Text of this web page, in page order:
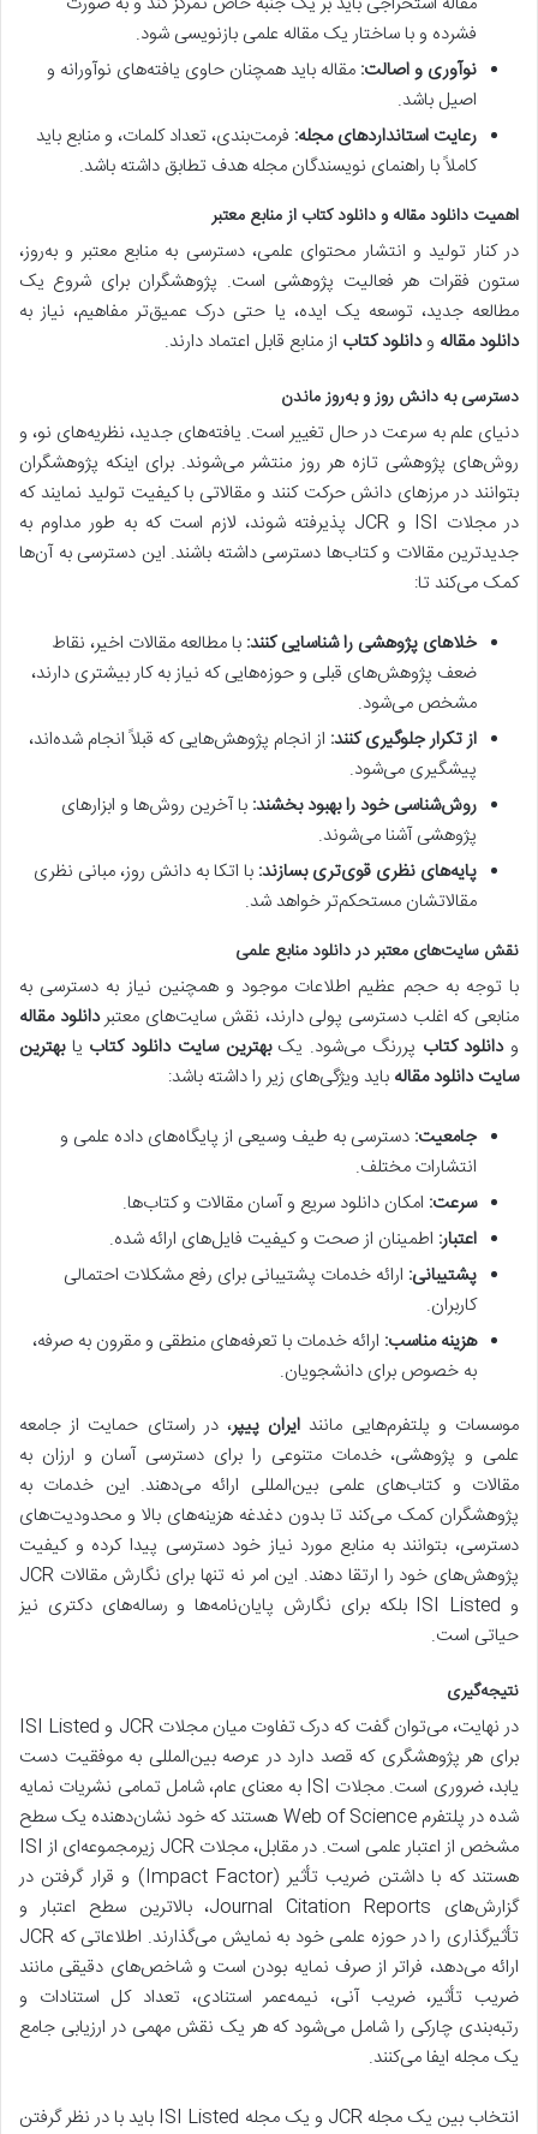
فشرده و با ساختار یک مقاله علمی بازنویسی شود.
نوآوری و اصالت: مقاله باید همچنان حاوی یافته‌های نوآورانه و
اصیل باشد.
رعایت استانداردهای مجله: فرمت‌بندی، تعداد کلمات، و منابع باید
کاملاً با راهنمای نویسندگان مجله هدف تطابق داشته باشد.
اهمیت دانلود مقاله و دانلود کتاب از منابع معتبر
در کنار تولید و انتشار محتوای علمی، دسترسی به منابع معتبر و به‌روز،
ستون فقرات هر فعالیت پژوهشی است. پژوهشگران برای شروع یک
مطالعه جدید، توسعه یک ایده، یا حتی درک عمیق‌تر مفاهیم، نیاز به
دانلود مقاله ودانلود کتاب از منابع قابل اعتماد دارند.
دسترسی به دانش روز و به‌روز ماندن
دنیای علم به سرعت در حال تغییر است. یافته‌های جدید، نظریه‌های نو، و
روش‌های پژوهشی تازه هر روز منتشر می‌شوند. برای اینکه پژوهشگران
بتوانند در مرزهای دانش حرکت کنند و مقالاتی با کیفیت تولید نمایند که
در مجلات ISI و JCR پذیرفته شوند، لازم است که به طور مداوم به
جدیدترین مقالات و کتاب‌ها دسترسی داشته باشند. این دسترسی به آن‌ها
کمک می‌کند تا:
خلاهای پژوهشی را شناسایی کنند: با مطالعه مقالات اخیر، نقاط
ضعف پژوهش‌های قبلی و حوزه‌هایی که نیاز به کار بیشتری دارند،
مشخص می‌شود.
از تکرار جلوگیری کنند: از انجام پژوهش‌هایی که قبلاً انجام شده‌اند،
پیشگیری می‌شود.
روش‌شناسی خود را بهبود بخشند: با آخرین روش‌ها و ابزارهای
پژوهشی آشنا می‌شوند.
پایه‌های نظری قوی‌تری بسازند: با اتکا به دانش روز، مبانی نظری
مقالاتشان مستحکم‌تر خواهد شد.
نقش سایت‌های معتبر در دانلود منابع علمی
با توجه به حجم عظیم اطلاعات موجود و همچنین نیاز به دسترسی به
منابعی که اغلب دسترسی پولی دارند، نقش سایت‌های معتبردانلود مقاله
ودانلود کتاب پررنگ می‌شود. یکبهترین سایت دانلود کتاب یابهترین
سایت دانلود مقاله باید ویژگی‌های زیر را داشته باشد:
جامعیت: دسترسی به طیف وسیعی از پایگاه‌های داده علمی و
انتشارات مختلف.
سرعت: امکان دانلود سریع و آسان مقالات و کتاب‌ها.
اعتبار: اطمینان از صحت و کیفیت فایل‌های ارائه شده.
پشتیبانی: ارائه خدمات پشتیبانی برای رفع مشکلات احتمالی
کاربران.
هزینه مناسب: ارائه خدمات با تعرفه‌های منطقی و مقرون به صرفه،
به خصوص برای دانشجویان.
موسسات و پلتفرم‌هایی مانند ایران پیپر، در راستای حمایت از جامعه
علمی و پژوهشی، خدمات متنوعی را برای دسترسی آسان و ارزان به
مقالات و کتاب‌های علمی بین‌المللی ارائه می‌دهند. این خدمات به
پژوهشگران کمک می‌کند تا بدون دغدغه هزینه‌های بالا و محدودیت‌های
دسترسی، بتوانند به منابع مورد نیاز خود دسترسی پیدا کرده و کیفیت
پژوهش‌های خود را ارتقا دهند. این امر نه تنها برای نگارش مقالات JCR
و ISI Listed بلکه برای نگارش پایان‌نامه‌ها و رساله‌های دکتری نیز
حیاتی است.
نتیجه‌گیری
در نهایت، می‌توان گفت که درک تفاوت میان مجلات JCR و ISI Listed
برای هر پژوهشگری که قصد دارد در عرصه بین‌المللی به موفقیت دست
یابد، ضروری است. مجلات ISI به معنای عام، شامل تمامی نشریات نمایه
شده در پلتفرم Web of Science هستند که خود نشان‌دهنده یک سطح
مشخص از اعتبار علمی است. در مقابل، مجلات JCR زیرمجموعه‌ای از ISI
هستند که با داشتن ضریب تأثیر (Impact Factor) و قرار گرفتن در
گزارش‌های Journal Citation Reports، بالاترین سطح اعتبار و
تأثیرگذاری را در حوزه علمی خود به نمایش می‌گذارند. اطلاعاتی که JCR
ارائه می‌دهد، فراتر از صرف نمایه بودن است و شاخص‌های دقیقی مانند
ضریب تأثیر، ضریب آنی، نیمه‌عمر استنادی، تعداد کل استنادات و
رتبه‌بندی چارکی را شامل می‌شود که هر یک نقش مهمی در ارزیابی جامع
یک مجله ایفا می‌کنند.
انتخاب بین یک مجله JCR و یک مجله ISI Listed باید با در نظر گرفتن